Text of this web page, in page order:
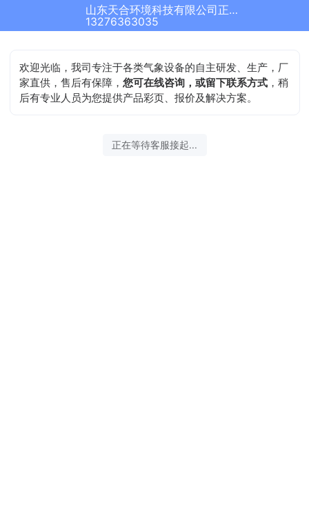
山东天合环境科技有限公司正在为您服务
13276363035
欢迎光临，我司专注于各类气象设备的自主研发、生产，厂
家直供，售后有保障，您可在线咨询，或留下联系方式 ，稍
后有专业人员为您提供产品彩页、报价及解决方案。
正在等待客服接起...